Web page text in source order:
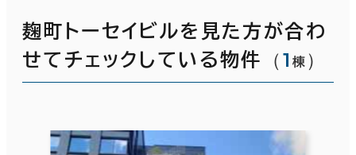
麹町トーセイビルを見た方が合わ
せてチェックしている物件
（1 棟 ）